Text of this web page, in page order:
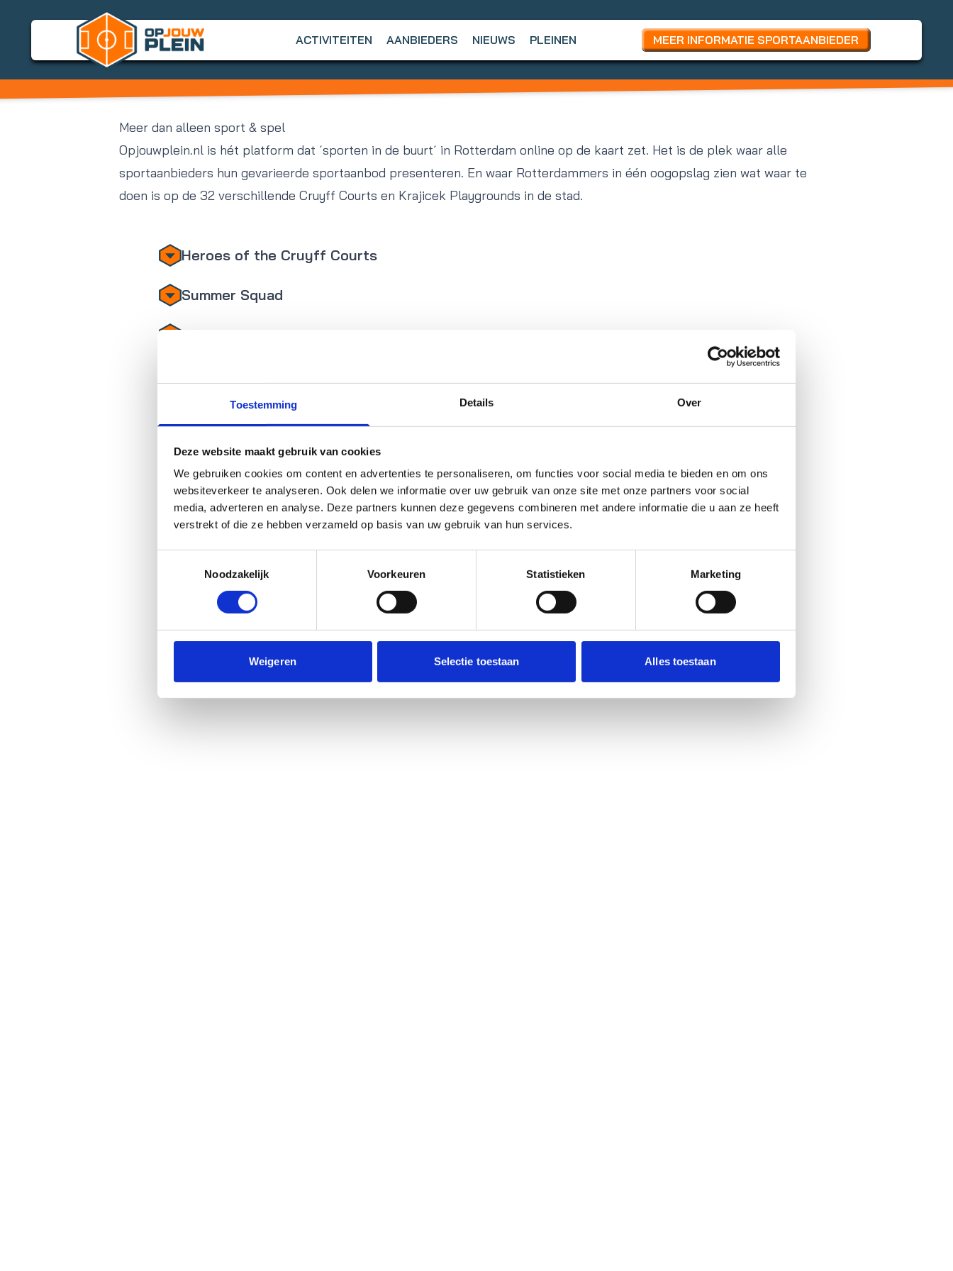
Toestemming Details Over
Deze website maakt gebruik van cookies
We gebruiken cookies om content en advertenties te personaliseren, om functies voor social media te bieden en om ons
websiteverkeer te analyseren. Ook delen we informatie over uw gebruik van onze site met onze partners voor social
media, adverteren en analyse. Deze partners kunnen deze gegevens combineren met andere informatie die u aan ze heeft
verstrekt of die ze hebben verzameld op basis van uw gebruik van hun services.
Noodzakelijk
Voorkeuren Statistieken Marketing
Weigeren Selectie toestaan Alles toestaan
ACTIVITEITEN AANBIEDERS NIEUWS PLEINEN MEER INFORMATIE SPORTAANBIEDER
Meer dan alleen sport & spel
Opjouwplein.nl is hét platform dat ´sporten in de buurt´ in Rotterdam online op de kaart zet. Het is de plek waar alle
sportaanbieders hun gevarieerde sportaanbod presenteren. En waar Rotterdammers in één oogopslag zien wat waar te
doen is op de 32 verschillende Cruyff Courts en Krajicek Playgrounds in de stad.
Heroes of the Cruyff Courts
Summer Squad